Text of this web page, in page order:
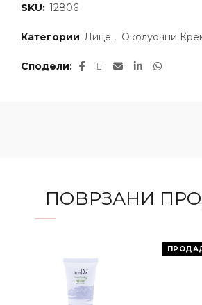
SKU: 12806
Категории Лице , Околуочни
Сподели
ПОВРЗАНИ